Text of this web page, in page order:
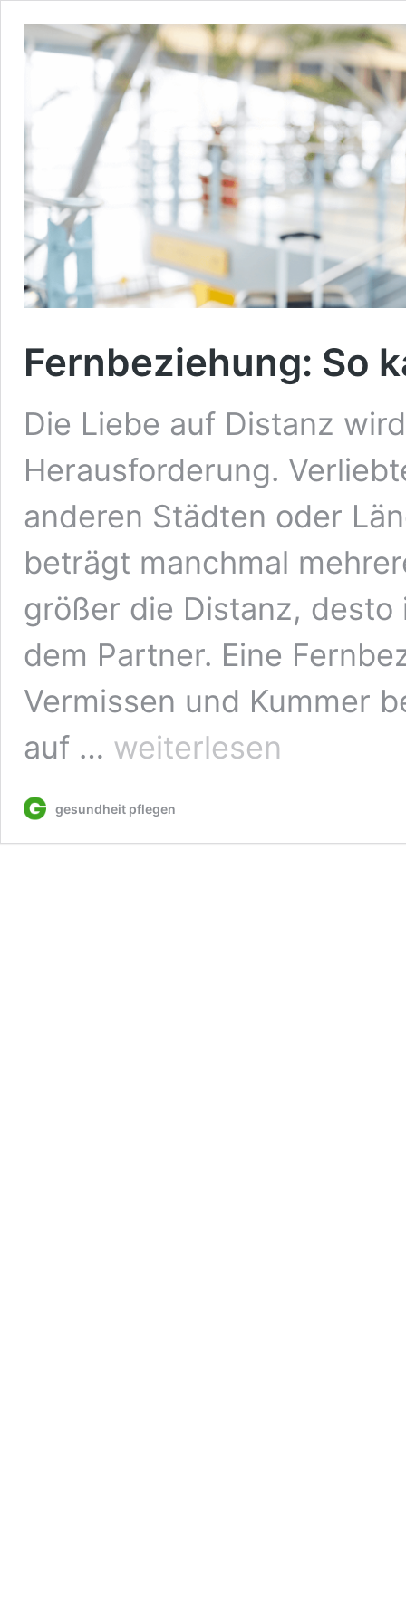
Fernbeziehung: So
Die Liebe auf Distanz
Herausforderung.
anderen Städten oder
beträgt manchmal
größer die Distanz,
dem Partner. Eine
Vermissen und Kummer
auf …
Fernbeziehung:
So
funktionieren
weiterlesen
gesundheit pflegen